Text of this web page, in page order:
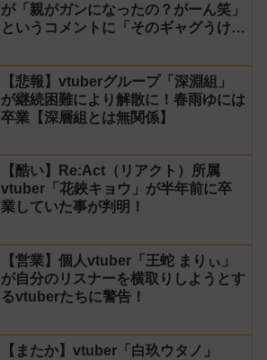
が「親がガンになったの？がーん笑」
というコメントに「そのギャグうけ
はオススメしないと投稿し叩かれる
【悲報】vtuberグループ「深淵組」
が継続困難により解散に！春雨ゆには
卒業【深層組とは無関係】
【酷い】Re:Act（リアクト）所属
vtuber「花鋏キョウ」が半年前に卒
業していた事が判明！
【営業】個人vtuber「王蛇 まりぃ」
が自分のリスナーを横取りしようとす
るvtuberたちに警告！
【またか】vtuber「白玖ウタノ」